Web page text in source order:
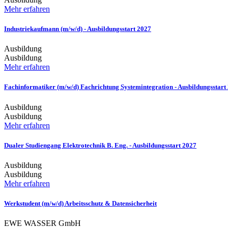
Mehr erfahren
Industriekaufmann (m/w/d) - Ausbildungsstart 2027
Ausbildung
Ausbildung
Mehr erfahren
Fachinformatiker (m/w/d) Fachrichtung Systemintegration - Ausbildungsstart
Ausbildung
Ausbildung
Mehr erfahren
Dualer Studiengang Elektrotechnik B. Eng. - Ausbildungsstart 2027
Ausbildung
Ausbildung
Mehr erfahren
Werkstudent (m/w/d) Arbeitsschutz & Datensicherheit
EWE WASSER GmbH